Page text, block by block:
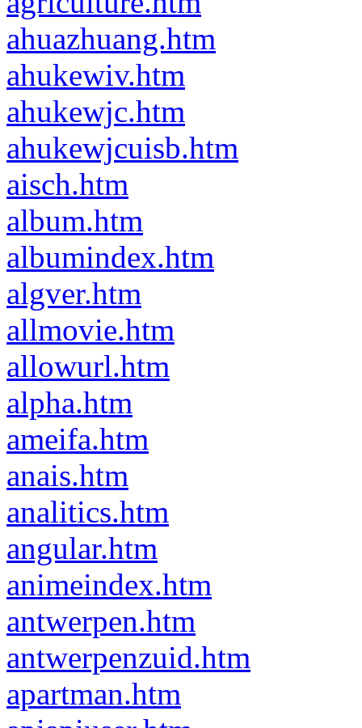
ahuazhuang.htm
ahukewiv.htm
ahukewjc.htm
ahukewjcuisb.htm
aisch.htm
album.htm
albumindex.htm
algver.htm
allmovie.htm
allowurl.htm
alpha.htm
ameifa.htm
anais.htm
analitics.htm
angular.htm
animeindex.htm
antwerpen.htm
antwerpenzuid.htm
apartman.htm